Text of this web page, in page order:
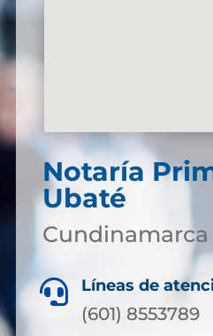
Notaría
Ubaté
Cundinamarca
 Líneas de
(601) 8553789